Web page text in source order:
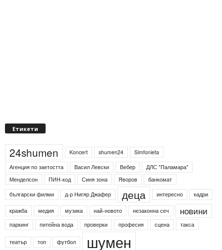
Етикети
24shumen Koncert shumen24
Simfonieta
Агенция по заетостта
Васил Левски Вебер
ДЛС "Паламара"
Менделсон
ПИН-код Синя зона Яворов
банкомат
български филми
д-р Нигяр Джафер деца интересно кадри
кражба медия музика най-новото незаконна сеч новини
паркинг питейна вода проверки професия сцена такса
театър топ футбол шумен